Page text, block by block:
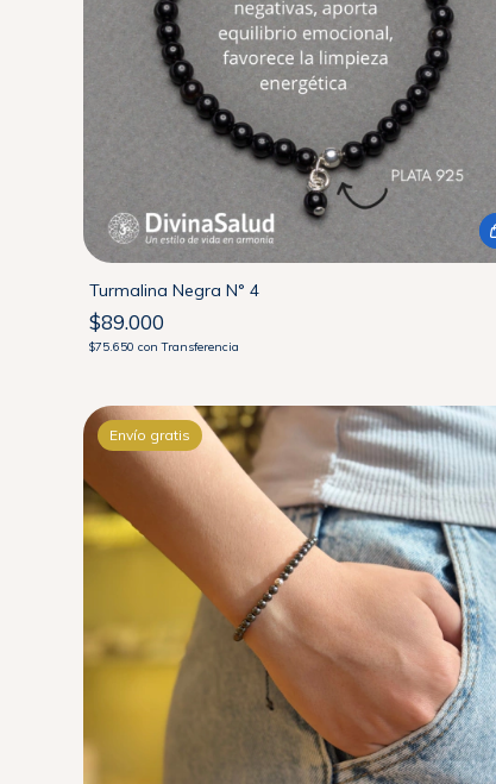
Turmalina Negra N° 4
$89.000
$75.650 con Transferencia
Envío gratis